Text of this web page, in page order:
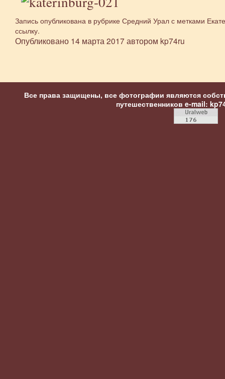
Запись опубликована в рубрике Средний Уралс метками
ссылку.
Опубликовано 14 марта 2017 автором kp74ru
Все права защищены, все фотографии являются
путешественников e-mail: